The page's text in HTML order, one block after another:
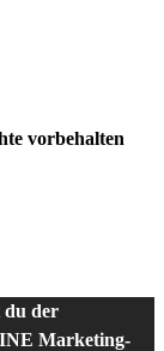
vorbehalten
du der
Marketing-